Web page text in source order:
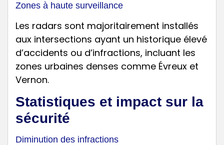
Zones à haute surveillance
Les radars sont majoritairement installés
aux intersections ayant un historique élevé
d’accidents ou d’infractions, incluant les
zones urbaines denses comme Évreux et
Vernon.
Statistiques et impact sur la
sécurité
Diminution des infractions